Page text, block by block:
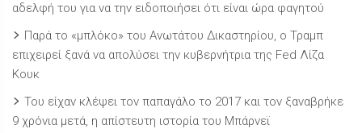
αδελφή του για να την ειδοποιήσει ότι είναι ώρα φαγητού
Παρά το «μπλόκο» του Ανωτάτου Δικαστηρίου, ο Τραμπ
επιχειρεί ξανά να απολύσει την κυβερνήτρια της Fed Λίζα
Κουκ
Του είχαν κλέψει τον παπαγάλο το 2017 και τον ξαναβρήκε
9 χρόνια μετά, η απίστευτη ιστορία του Μπάρνεϊ